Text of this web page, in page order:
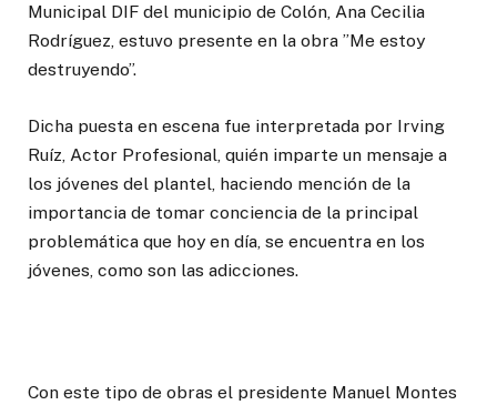
Municipal DIF del municipio de Colón, Ana Cecilia
Rodríguez, estuvo presente en la obra ”Me estoy
destruyendo”.
Dicha puesta en escena fue interpretada por Irving
Ruíz, Actor Profesional, quién imparte un mensaje a
los jóvenes del plantel, haciendo mención de la
importancia de tomar conciencia de la principal
problemática que hoy en día, se encuentra en los
jóvenes, como son las adicciones.
Con este tipo de obras el presidente Manuel Montes